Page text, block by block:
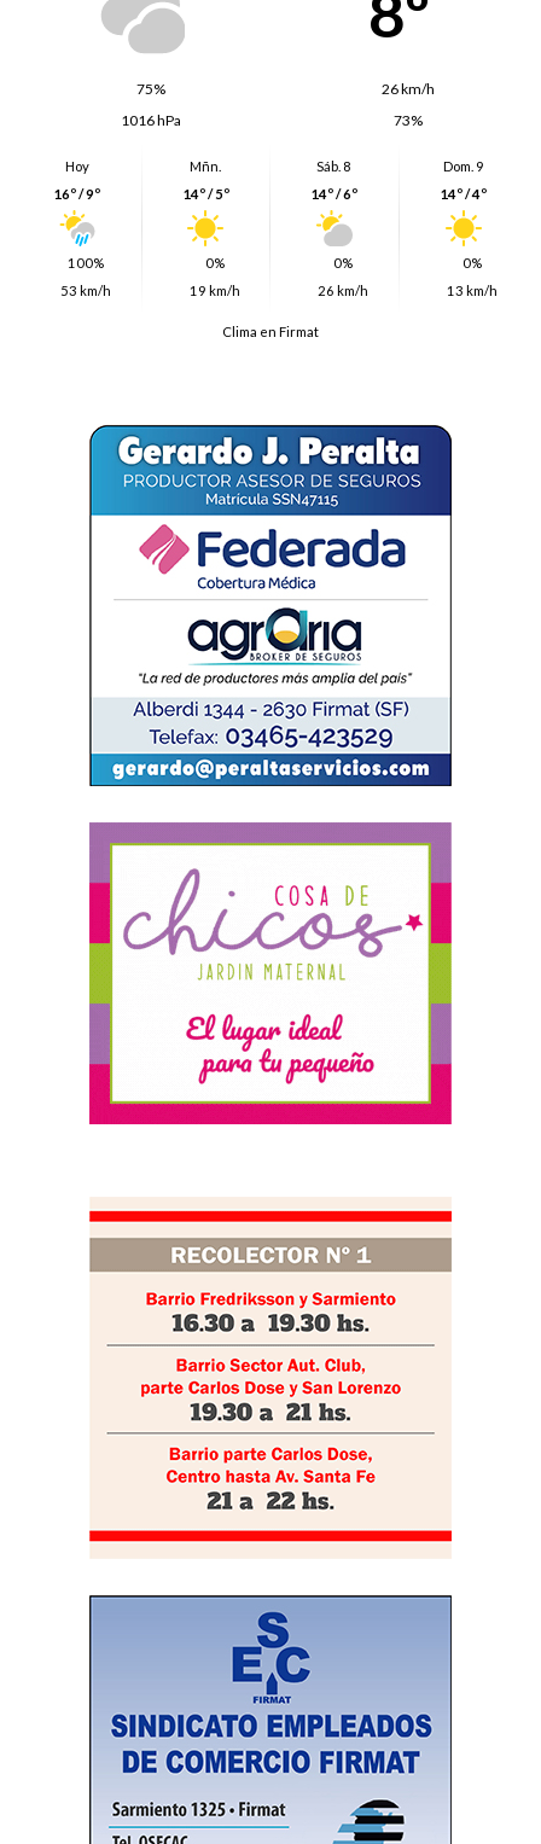
75%
26 km/h
1016 hPa
73%
Hoy
16º / 9º
100%
53 km/h
Mñn.
14º / 5º
0%
19 km/h
Sáb. 8
14º / 6º
0%
26 km/h
Dom. 9
14º / 4º
0%
13 km/h
Clima en Firmat